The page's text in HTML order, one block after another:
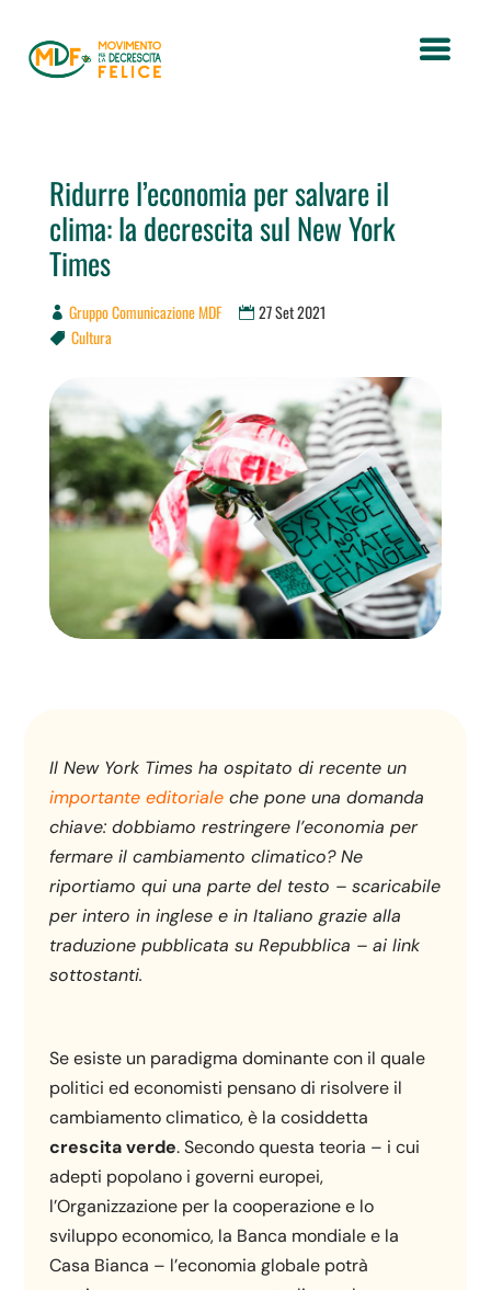
Ridurre l’economia per salvare il
clima: la decrescita sul New York
Times
Gruppo Comunicazione MDF 27 Set 2021
 Cultura
Il New York Times ha ospitato di recente un
importante editoriale che pone una domanda
chiave: dobbiamo restringere l’economia per
fermare il cambiamento climatico? Ne
riportiamo qui una parte del testo – scaricabile
per intero in inglese e in Italiano grazie alla
traduzione pubblicata su Repubblica – ai link
sottostanti.
Se esiste un paradigma dominante con il quale
politici ed economisti pensano di risolvere il
cambiamento climatico, è la cosiddetta
crescita verde. Secondo questa teoria – i cui
adepti popolano i governi europei,
l’Organizzazione per la cooperazione e lo
sviluppo economico, la Banca mondiale e la
Casa Bianca – l’economia globale potrà